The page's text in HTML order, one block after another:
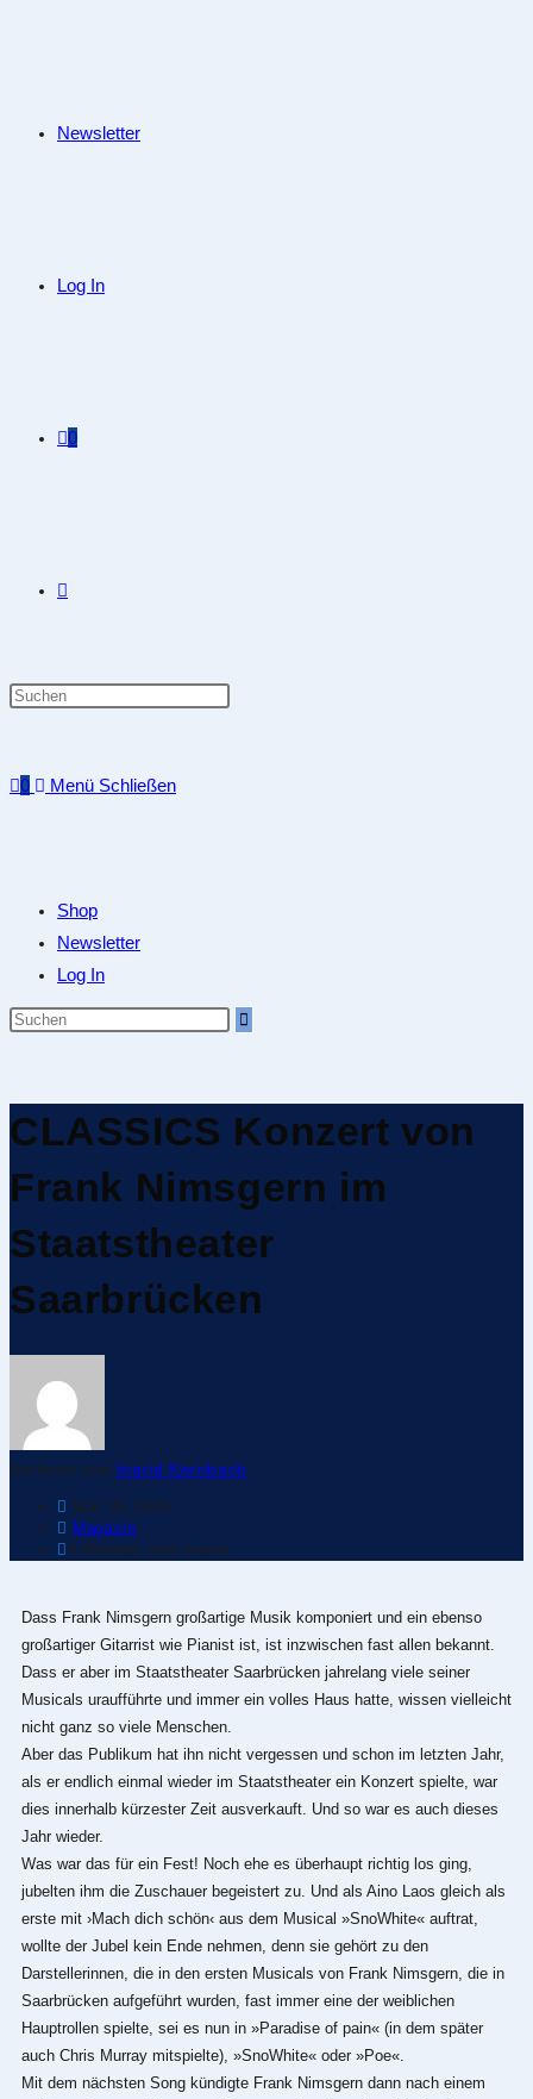
Newsletter
Log In
0
0 Menü Schließen
Shop
Newsletter
Log In
CLASSICS Konzert von
Frank Nimsgern im
Staatstheater
Saarbrücken
Verfasst von Ingrid Kernbach
Mai 19, 2025
Magazin
6 Minuten zum Lesen
Dass Frank Nimsgern großartige Musik komponiert und ein ebenso
großartiger Gitarrist wie Pianist ist, ist inzwischen fast allen bekannt.
Dass er aber im Staatstheater Saarbrücken jahrelang viele seiner
Musicals uraufführte und immer ein volles Haus hatte, wissen vielleicht
nicht ganz so viele Menschen.
Aber das Publikum hat ihn nicht vergessen und schon im letzten Jahr,
als er endlich einmal wieder im Staatstheater ein Konzert spielte, war
dies innerhalb kürzester Zeit ausverkauft. Und so war es auch dieses
Jahr wieder.
Was war das für ein Fest! Noch ehe es überhaupt richtig los ging,
jubelten ihm die Zuschauer begeistert zu. Und als Aino Laos gleich als
erste mit ›Mach dich schön‹ aus dem Musical »SnoWhite« auftrat,
wollte der Jubel kein Ende nehmen, denn sie gehört zu den
Darstellerinnen, die in den ersten Musicals von Frank Nimsgern, die in
Saarbrücken aufgeführt wurden, fast immer eine der weiblichen
Hauptrollen spielte, sei es nun in »Paradise of pain« (in dem später
auch Chris Murray mitspielte), »SnoWhite« oder »Poe«.
Mit dem nächsten Song kündigte Frank Nimsgern dann nach einem